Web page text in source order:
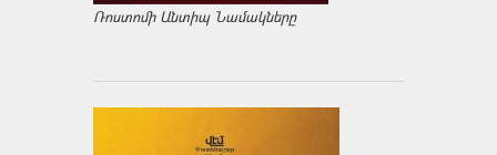
Ռոստոմի Անտիպ Նամակները